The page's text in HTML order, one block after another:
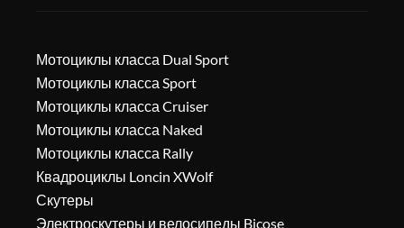
Мотоциклы класса Dual Sport
Мотоциклы класса Sport
Мотоциклы класса Cruiser
Мотоциклы класса Naked
Мотоциклы класса Rally
Квадроциклы Loncin XWolf
Скутеры
Электроскутеры и велосипеды Bicose